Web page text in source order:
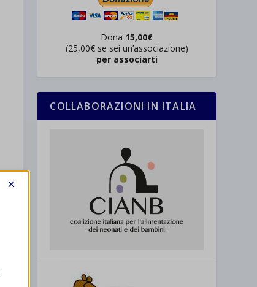
Dona 15,00€
(25,00€ se sei un’associazione)
per associarti
COLLABORAZIONI IN ITALIA
×